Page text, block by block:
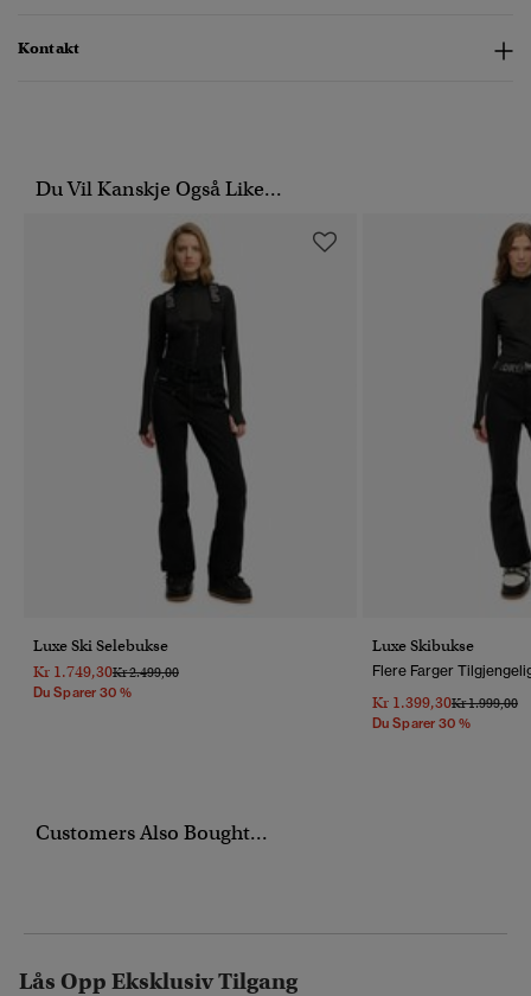
Kontakt
Du Vil Kanskje Også Like...
Luxe Ski Selebukse
Kr 1.749,30Pris Nedsatt Fra
Kr 2.499,00Til
Du Sparer 30 %
Luxe Skibukse
Flere Farger
Kr 1.399,30Pris Nedsatt
Kr 1.999,00Til
Du Sparer 30 %
Customers Also Bought...
Lås Opp Eksklusiv Tilgang